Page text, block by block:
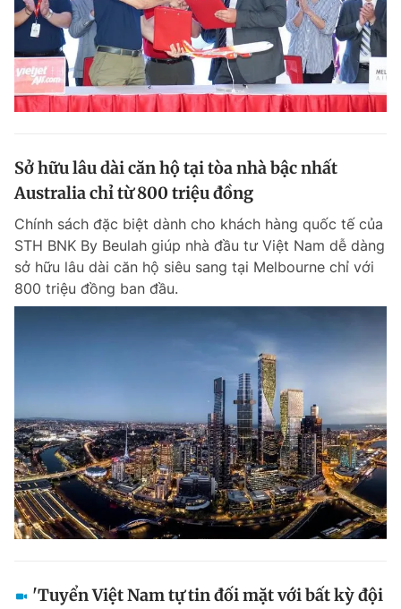
Sản phẩm khác
Tiện ích Bạn cần biết
Đọc Thanh Niên trên điện thoại
Hotline
0906 645 777
Liên hệ quảng cáo
0908 780 404
Đặt báo Quảng cáo RSS Tòa soạn Chính sách bảo
Tổng biên tập: Nguyễn Ngọc Toàn
Phó tổng biên tập: Trần Việt Hưng
Tổng thư ký tòa soạn: Đức Trung
Sở hữu lâu dài căn hộ tại tòa nhà bậc nhất
Australia chỉ từ 800 triệu đồng
Chính sách đặc biệt dành cho khách hàng quốc tế của
STH BNK By Beulah giúp nhà đầu tư Việt Nam dễ dàng
sở hữu lâu dài căn hộ siêu sang tại Melbourne chỉ với
800 triệu đồng ban đầu.
'Tuyển Việt Nam tự tin đối mặt với bất kỳ đội